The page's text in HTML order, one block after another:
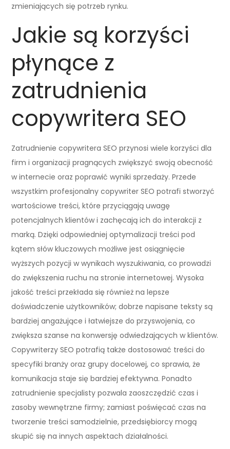
zmieniających się potrzeb rynku.
Jakie są korzyści
płynące z
zatrudnienia
copywritera SEO
Zatrudnienie copywritera SEO przynosi wiele korzyści dla
firm i organizacji pragnących zwiększyć swoją obecność
w internecie oraz poprawić wyniki sprzedaży. Przede
wszystkim profesjonalny copywriter SEO potrafi stworzyć
wartościowe treści, które przyciągają uwagę
potencjalnych klientów i zachęcają ich do interakcji z
marką. Dzięki odpowiedniej optymalizacji treści pod
kątem słów kluczowych możliwe jest osiągnięcie
wyższych pozycji w wynikach wyszukiwania, co prowadzi
do zwiększenia ruchu na stronie internetowej. Wysoka
jakość treści przekłada się również na lepsze
doświadczenie użytkowników; dobrze napisane teksty są
bardziej angażujące i łatwiejsze do przyswojenia, co
zwiększa szanse na konwersję odwiedzających w klientów.
Copywriterzy SEO potrafią także dostosować treści do
specyfiki branży oraz grupy docelowej, co sprawia, że
komunikacja staje się bardziej efektywna. Ponadto
zatrudnienie specjalisty pozwala zaoszczędzić czas i
zasoby wewnętrzne firmy; zamiast poświęcać czas na
tworzenie treści samodzielnie, przedsiębiorcy mogą
skupić się na innych aspektach działalności.